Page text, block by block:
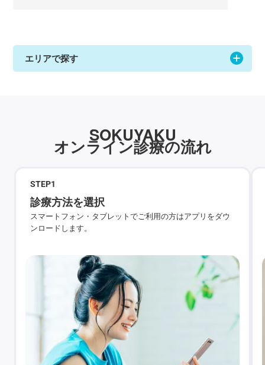
エリアで探す
SOKUYAKU
オンライン診療の流れ
STEP1
診療方法を選択
スマートフォン・タブレットでご利用の方はアプリをダウ
ンロードします。